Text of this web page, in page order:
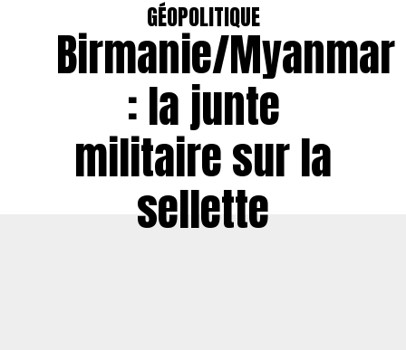
GÉOPOLITIQUE
Birmanie/Myanmar
: la junte
militaire sur la
sellette